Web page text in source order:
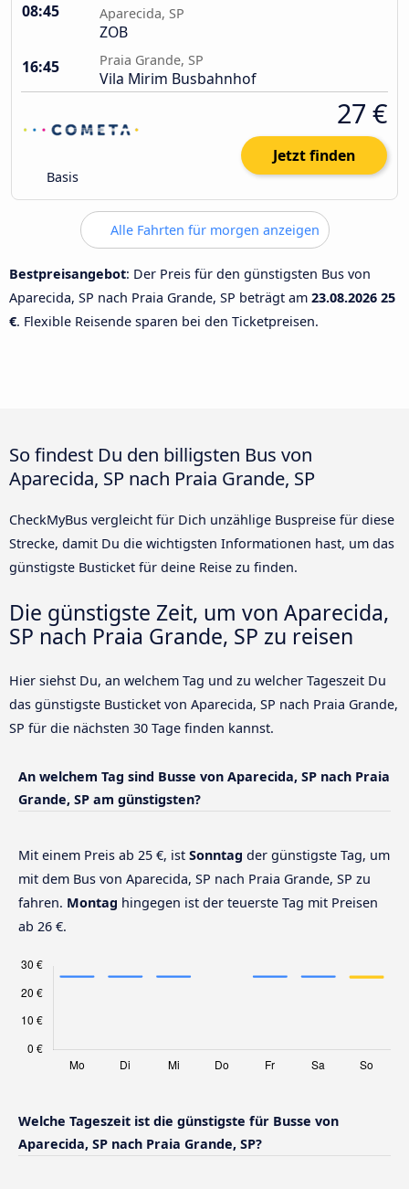
08:45 Aparecida, SP
ZOB
16:45
Praia Grande, SP
Vila Mirim Busbahnhof
Basis
27 €
Jetzt finden
Alle Fahrten für morgen anzeigen
Bestpreisangebot: Der Preis für den günstigsten Bus von
Aparecida, SP nach Praia Grande, SP beträgt am 23.08.2026 25
€. Flexible Reisende sparen bei den Ticketpreisen.
So findest Du den billigsten Bus von
Aparecida, SP nach Praia Grande, SP
CheckMyBus vergleicht für Dich unzählige Buspreise für diese
Strecke, damit Du die wichtigsten Informationen hast, um das
günstigste Busticket für deine Reise zu finden.
Die günstigste Zeit, um von Aparecida,
SP nach Praia Grande, SP zu reisen
Hier siehst Du, an welchem Tag und zu welcher Tageszeit Du
das günstigste Busticket von Aparecida, SP nach Praia Grande,
SP für die nächsten 30 Tage finden kannst.
An welchem Tag sind Busse von Aparecida, SP nach Praia
Grande, SP am günstigsten?
Mit einem Preis ab 25 €, ist Sonntag der günstigste Tag, um
mit dem Bus von Aparecida, SP nach Praia Grande, SP zu
fahren. Montag hingegen ist der teuerste Tag mit Preisen
ab 26 €.
Welche Tageszeit ist die günstigste für Busse von
Aparecida, SP nach Praia Grande, SP?